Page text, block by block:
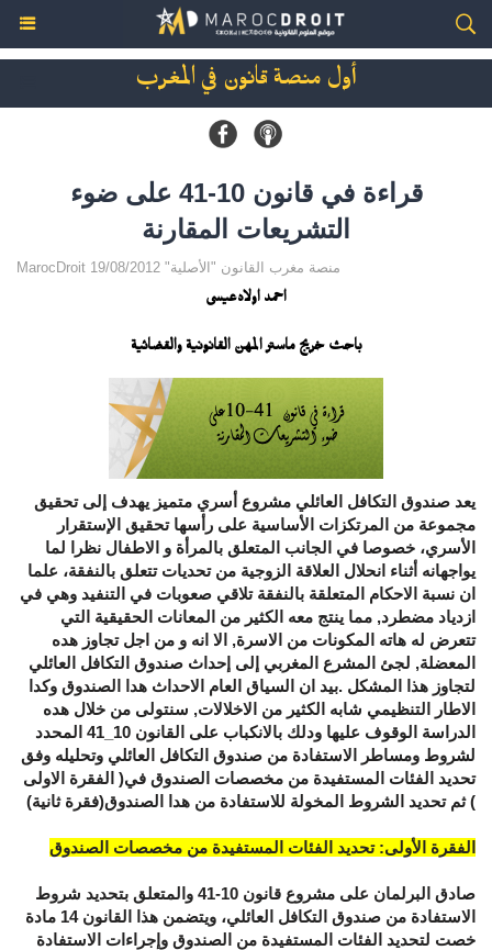
أول منصة قانون في المغرب
قراءة في قانون 10-41 على ضوء
التشريعات المقارنة
MarocDroit منصة مغرب القانون "الأصلية" 19/08/2012
احمد اولادعيسى
باحث خريج ماستر المهن القانونية والقضائية
يعد صندوق التكافل العائلي مشروع أسري متميز يهدف إلى تحقيق
مجموعة من المرتكزات الأساسية على رأسها تحقيق الإستقرار
الأسري، خصوصا في الجانب المتعلق بالمرأة و الاطفال نظرا لما
يواجهانه أثناء انحلال العلاقة الزوجية من تحديات تتعلق بالنفقة، علما
ان نسبة الاحكام المتعلقة بالنفقة تلاقي صعوبات في التنفيد وهي في
ازدياد مضطرد, مما ينتج معه الكثير من المعانات الحقيقية التي
تتعرض له هاته المكونات من الاسرة, الا انه و من اجل تجاوز هده
المعضلة, لجئ المشرع المغربي إلى إحداث صندوق التكافل العائلي
لتجاوز هذا المشكل .بيد ان السياق العام الاحداث هدا الصندوق وكدا
الاطار التنظيمي شابه الكثير من الاخلالات, سنتولى من خلال هده
الدراسة الوقوف عليها ودلك بالانكباب على القانون 10_41 المحدد
لشروط ومساطر الاستفادة من صندوق التكافل العائلي وتحليله وفق
تحديد الفئات المستفيدة من مخصصات الصندوق في( الفقرة الاولى
) ثم تحديد الشروط المخولة للاستفادة من هدا الصندوق(فقرة ثانية)
الفقرة الأولى: تحديد الفئات المستفيدة من مخصصات الصندوق
صادق البرلمان على مشروع قانون 10-41 والمتعلق بتحديد شروط
الاستفادة من صندوق التكافل العائلي، ويتضمن هذا القانون 14 مادة
خصت لتحديد الفئات المستفيدة من الصندوق وإجراءات الاستفادة